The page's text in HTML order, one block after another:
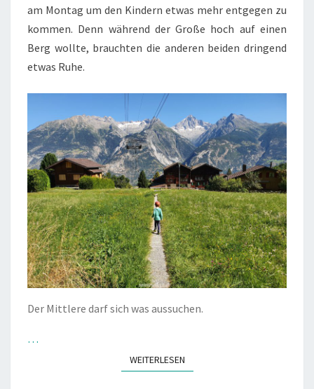
SICH
am Montag um den Kindern etwas mehr entgegen zu
kommen. Denn während der Große hoch auf einen
Berg wollte, brauchten die anderen beiden dringend
etwas Ruhe.
Der Mittlere darf sich was aussuchen.
…
WEITERLESENWEITERLESEN